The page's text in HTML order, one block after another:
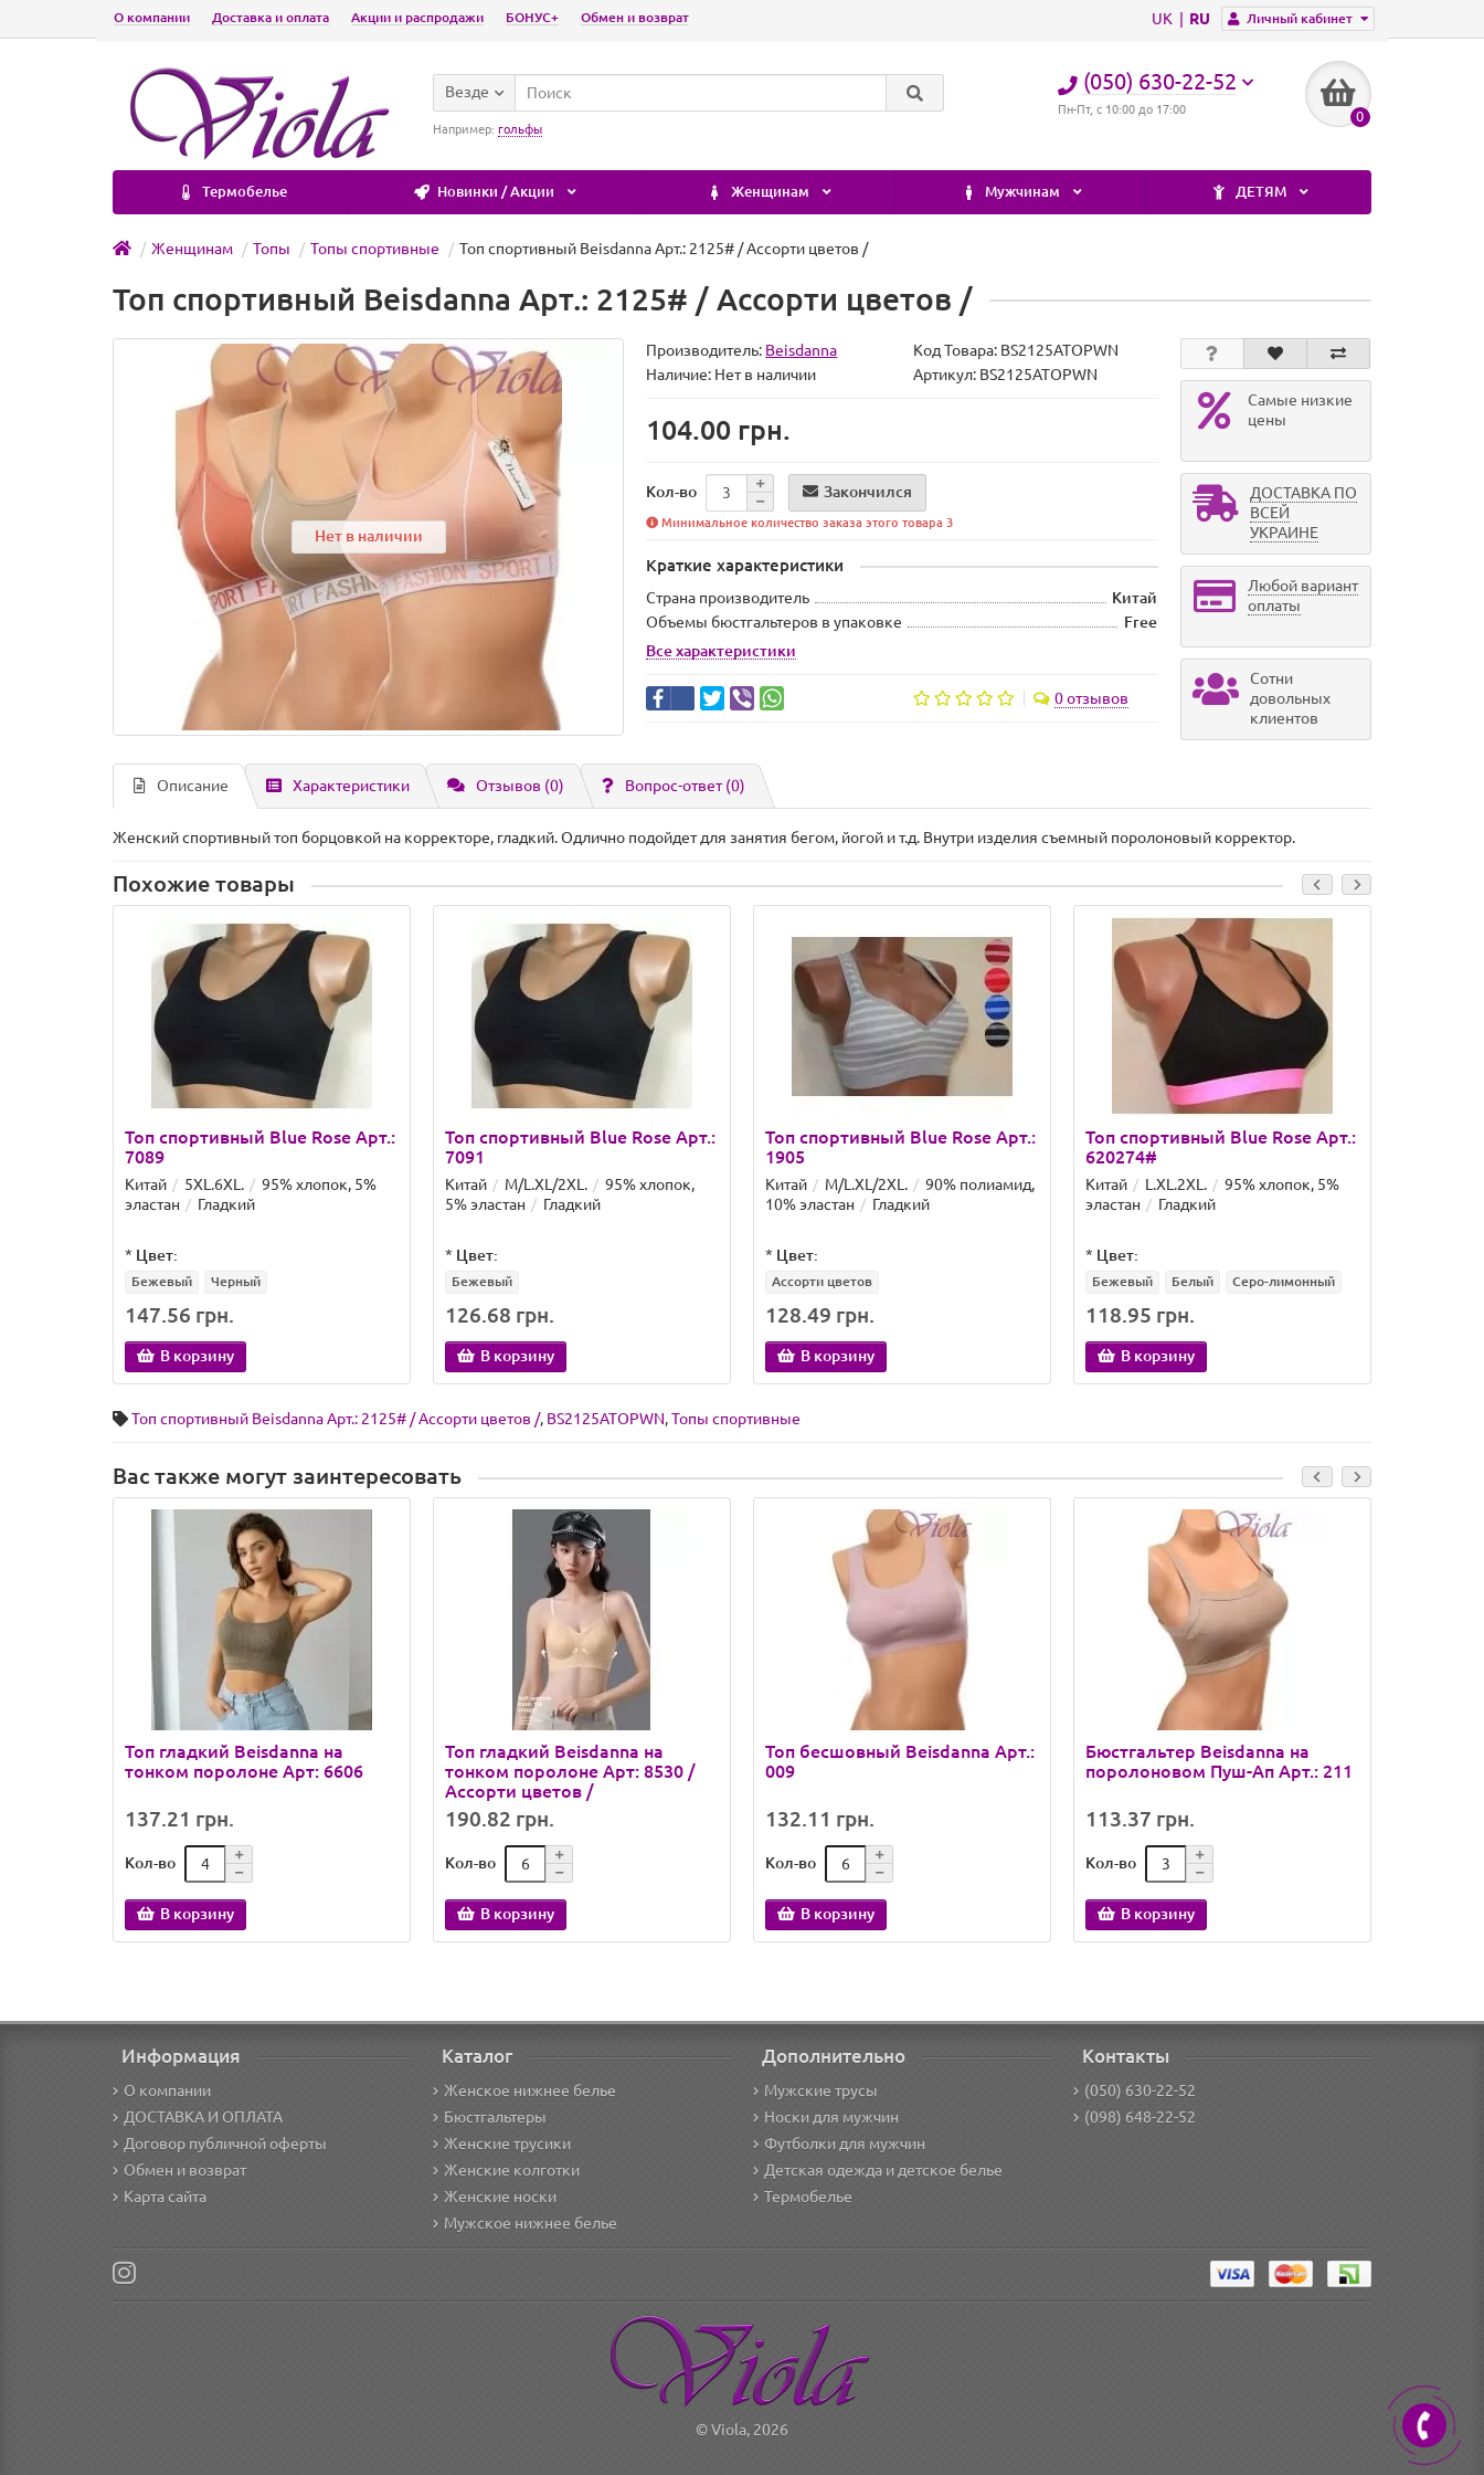
Личный кабинет
UK RU
О компании Доставка и оплата Акции и распродажи БОНУС+ Обмен и возврат
(050) 630-22-52
Пн-Пт, с 10:00 до 17:00 0
Везде
Например: гольфы
Термобелье Новинки / Акции Женщинам Мужчинам ДЕТЯМ
Женщинам Топы Топы спортивные Топ спортивный Beisdanna Арт.: 2125# / Ассорти цветов /
Топ спортивный Beisdanna Арт.: 2125# / Ассорти цветов /
Нет в наличии
Производитель: Beisdanna Код Товара: BS2125ATOPWN
Наличие: Нет в наличии Артикул: BS2125ATOPWN
104.00 грн.
Кол-во Закончился
Минимальное количество заказа этого товара 3
Краткие характеристики
Страна производитель
Китай
Объемы бюстгальтеров в упаковке
Free
Все характеристики
0 отзывов
Самые низкие
цены
ДОСТАВКА ПО
ВСЕЙ
УКРАИНЕ
Любой вариант
оплаты
Сотни
довольных
клиентов
Описание Характеристики Отзывов (0) Вопрос-ответ(0)
Женский спортивный топ борцовкой на корректоре, гладкий. Одлично подойдет для занятия бегом, йогой и т.д. Внутри изделия съемный поролоновый корректор.
Похожие товары
Топ спортивный Blue Rose Арт.:
7089
Китай 5XL.6XL.
95% хлопок, 5%
эластан
Гладкий
* Цвет:
Бежевый Черный
147.56 грн.
В корзину
Топ спортивный Blue Rose Арт.:
7091
Китай M/L.XL/2XL.
95% хлопок,
5% эластан
Гладкий
* Цвет:
Бежевый
126.68 грн.
В корзину
Топ спортивный Blue Rose Арт.:
1905
Китай M/L.XL/2XL.
90% полиамид,
10% эластан
Гладкий
* Цвет:
Ассорти цветов
128.49 грн.
В корзину
Топ спортивный Blue Rose Арт.:
620274#
Китай L.XL.2XL.
95% хлопок, 5%
эластан
Гладкий
* Цвет:
Бежевый Белый Серо-лимонный
118.95 грн.
В корзину
Топ спортивный Beisdanna Арт.: 2125# / Ассорти цветов /, BS2125ATOPWN,Топы спортивные
Вас также могут заинтересовать
Топ гладкий Beisdanna на
тонком поролоне Арт: 6606
137.21 грн.
Кол-во
В корзину
Топ гладкий Beisdanna на
тонком поролоне Арт: 8530 /
Ассорти цветов /
190.82 грн.
Кол-во
В корзину
Топ бесшовный Beisdanna Арт.:
009
132.11 грн.
Кол-во
В корзину
Бюстгальтер Beisdanna на
поролоновом Пуш-Ап Арт.: 211
113.37 грн.
Кол-во
В корзину
Информация
О компании
ДОСТАВКА И ОПЛАТА
Договор публичной оферты
Обмен и возврат
Карта сайта
Каталог
Женское нижнее белье
Бюстгальтеры
Женские трусики
Женские колготки
Женские носки
Мужское нижнее белье
Дополнительно
Мужские трусы
Носки для мужчин
Футболки для мужчин
Детская одежда и детское белье
Термобелье
Контакты
(050) 630-22-52
(098) 648-22-52
© Viola, 2026